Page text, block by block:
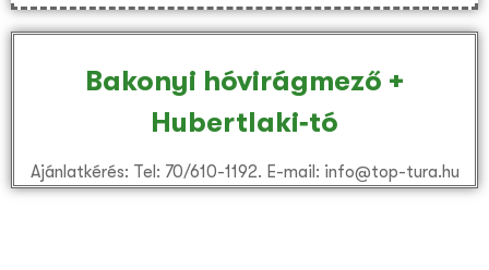
Bakonyi hóvirágmező +
Hubertlaki‑tó
Ajánlatkérés: Tel: 70/610-1192. E-mail: info@top-tura.hu